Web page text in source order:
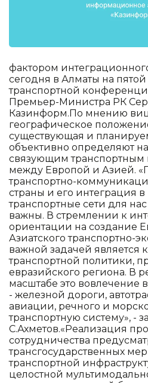
фактором
сегодня в Алматы на
транспортной
Премьер-Министра РК
Казинформ.По мнению
географическое
существующая и
объективно определяют
связующим транспортным
между Европой и Азией.
транспортно-
страны и его интеграция
транспортные сети для нас
важны. В стремлении к
ориентации на создание
Азиатского транспортно-
важной задачей является
транспортной политики,
евразийского региона. В
масштабе это вовлечение
- железной дороги,
авиации, речного и
транспортную систему», -
С.Ахметов.«Реализация
сотрудничества
трансгосударственных
транспортной
целостной